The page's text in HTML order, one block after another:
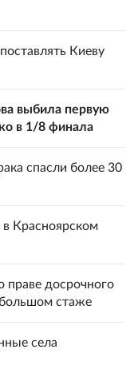
Киеву
выбила первую
в 1/8 финала
спасли более 30
Красноярском
праве досрочного
стаже
села